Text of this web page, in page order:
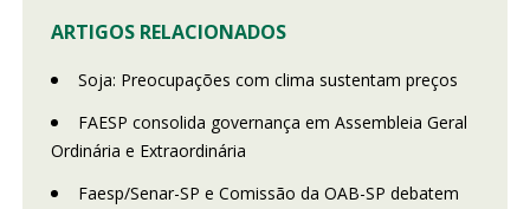
ARTIGOS RELACIONADOS
Soja: Preocupações com clima sustentam preços
FAESP consolida governança em Assembleia Geral
Ordinária e Extraordinária
Faesp/Senar-SP e Comissão da OAB-SP debatem